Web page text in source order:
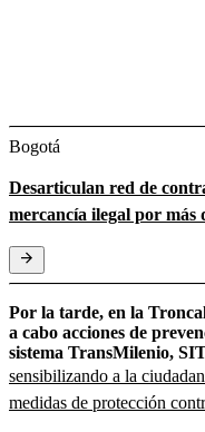
Bogotá
Desarticulan red de
mercancía ilegal por más
Por la tarde, en la
a cabo acciones de
sistema TransMilenio,
sensibilizando a la
medidas de protección